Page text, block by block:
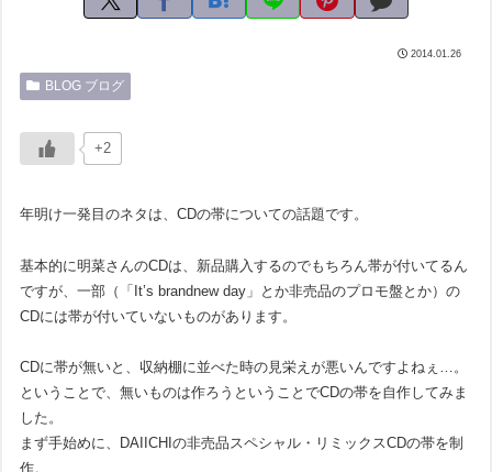
2014.01.26
BLOG ブログ
+2
年明け一発目のネタは、CDの帯についての話題です。
基本的に明菜さんのCDは、新品購入するのでもちろん帯が付いてるん
ですが、一部（「It’s brandnew day」とか非売品のプロモ盤とか）の
CDには帯が付いていないものがあります。
CDに帯が無いと、収納棚に並べた時の見栄えが悪いんですよねぇ…。
ということで、無いものは作ろうということでCDの帯を自作してみま
した。
まず手始めに、DAIICHIの非売品スペシャル・リミックスCDの帯を制
作。